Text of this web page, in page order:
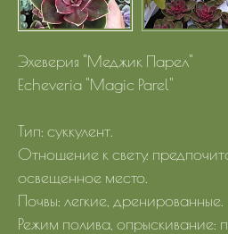
Эхеверия "Меджик Парел"
Echeveria "Magic Parel"
Тип: суккулент.
Отношение к свету:
освещенное место.
Почвы: легкие, дренированные.
Режим полива, опрыскивание: